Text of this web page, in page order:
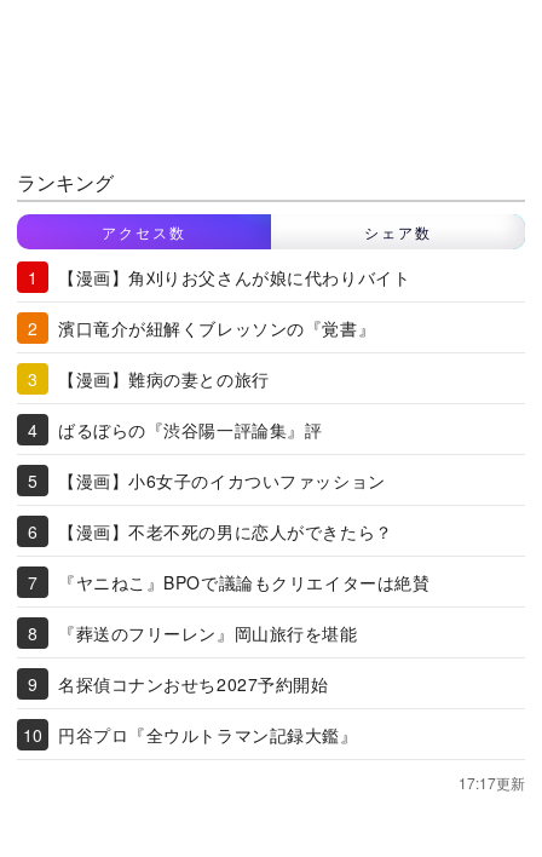
ランキング
アクセス数 シェア数
【漫画】角刈りお父さんが娘に代わりバイト
濱口竜介が紐解くブレッソンの『覚書』
【漫画】難病の妻との旅行
ばるぼらの『渋谷陽一評論集』評
【漫画】小6女子のイカついファッション
【漫画】不老不死の男に恋人ができたら？
『ヤニねこ』BPOで議論もクリエイターは絶賛
『葬送のフリーレン』岡山旅行を堪能
名探偵コナンおせち2027予約開始
円谷プロ『全ウルトラマン記録大鑑』
17:17更新